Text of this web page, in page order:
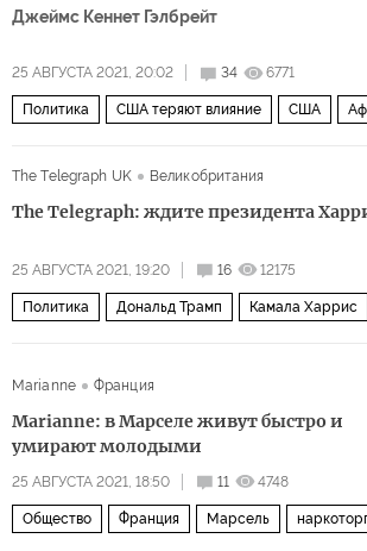
Джеймс Кеннет Гэлбрейт
25 АВГУСТА 2021, 20:02 34 6771
Политика США теряют влияние США
The Telegraph UK
Великобритания
The Telegraph: ждите президента
25 АВГУСТА 2021, 19:20 16 12175
Политика Дональд Трамп Камала Харрис
Marianne Франция
Marianne: в Марселе живут быстро и
умирают молодыми
25 АВГУСТА 2021, 18:50 11 4748
Общество Франция Марсель